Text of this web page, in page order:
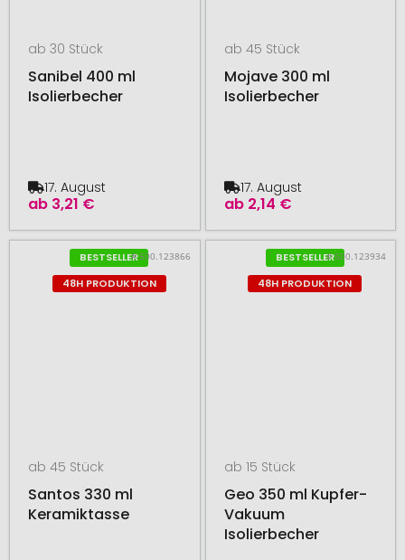
ab 30 Stück
Sanibel 400 ml
Isolierbecher
ab 3,21 €
17. August
ab 45 Stück
Mojave 300 ml
Isolierbecher
ab 2,14 €
17. August
BESTSELLER
48H PRODUKTION
# 500.123866
ab 45 Stück
Santos 330 ml
Keramiktasse
BESTSELLER
48H PRODUKTION
# 500.123934
ab 15 Stück
Geo 350 ml Kupfer-
Vakuum
Isolierbecher